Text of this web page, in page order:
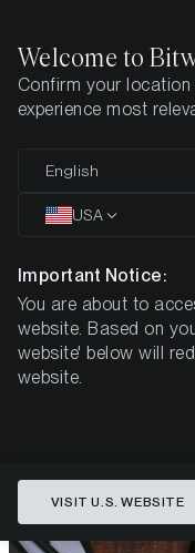
Den här sidan finns
Tills vidare är den
Canton
avveckling
Welcome to
Confirm your
experience most
English
USA
Important Notice:
You are about to
website. Based on
website' below will
website.
VISIT U.S. WEBSITE